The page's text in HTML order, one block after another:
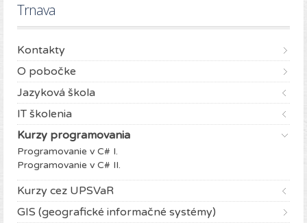
Trnava
Kontakty
O pobočke
Jazyková škola
IT školenia
Kurzy programovania
Programovanie v C# I.
Programovanie v C# II.
Kurzy cez UPSVaR
GIS (geografické informačné systémy)